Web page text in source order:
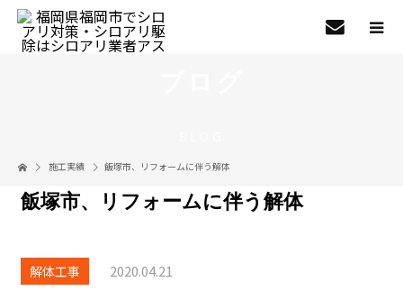
施工実績 飯塚市、リフォームに伴う解体
飯塚市、リフォームに伴う解体
解体工事 2020.04.21